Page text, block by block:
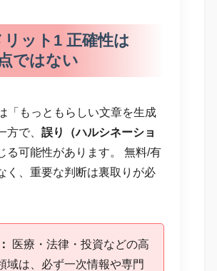
リット1 正確性は
ではない
「もっともらしい文章を生成
方で、 誤り（ハルシネーショ
る可能性があります。 無料/有
く、重要な判断は裏取りが必
医療・法律・投資などの高
域は、必ず一次情報や専門